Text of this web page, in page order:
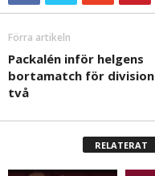
Förra artikeln
Packalén inför helgens
bortamatch för division
två
RELATERAT